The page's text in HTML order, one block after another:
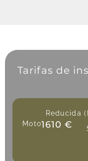
Tarifas de
Reducida
Moto1610 €